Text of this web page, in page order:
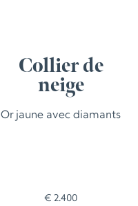
Collier de
neige
Or jaune avec diamants
€ 2.400